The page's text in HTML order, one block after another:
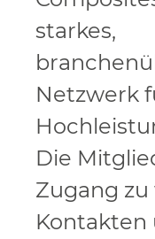
starkes,
Netzwerk
Die
Zugang
Kontakten